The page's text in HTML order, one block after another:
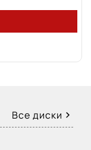
Все диски